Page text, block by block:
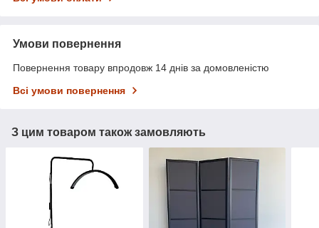
Умови повернення
Повернення товару впродовж 14 днів за домовленістю
Всі умови повернення
З цим товаром також замовляють